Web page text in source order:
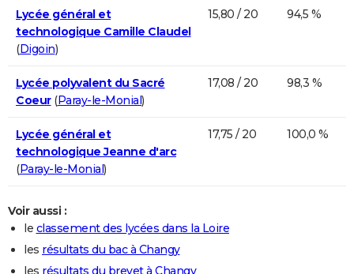
Lycée général et
technologique Camille Claudel
(Digoin)
15,80 / 20 94,5 %
Lycée polyvalent du Sacré
Coeur(Paray-le-Monial)
17,08 / 20 98,3 %
Lycée général et
technologique Jeanne d'arc
(Paray-le-Monial)
17,75 / 20 100,0 %
Voir aussi :
le classement des lycées dans la Loire
les résultats du bac à Changy
les résultats du brevet à Changy